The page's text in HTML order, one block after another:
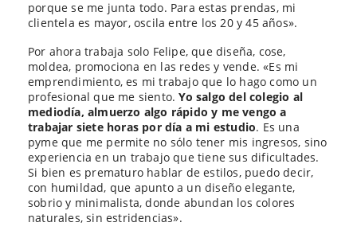
porque se me junta todo. Para estas prendas, mi
clientela es mayor, oscila entre los 20 y 45 años».
Por ahora trabaja solo Felipe, que diseña, cose,
moldea, promociona en las redes y vende. «Es mi
emprendimiento, es mi trabajo que lo hago como un
profesional que me siento.Yo salgo del colegio al
mediodía, almuerzo algo rápido y me vengo a
trabajar siete horas por día a mi estudio. Es una
pyme que me permite no sólo tener mis ingresos, sino
experiencia en un trabajo que tiene sus dificultades.
Si bien es prematuro hablar de estilos, puedo decir,
con humildad, que apunto a un diseño elegante,
sobrio y minimalista, donde abundan los colores
naturales, sin estridencias».